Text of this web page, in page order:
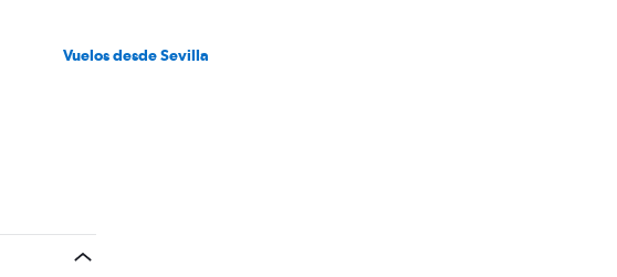
Vuelos desde Sevilla